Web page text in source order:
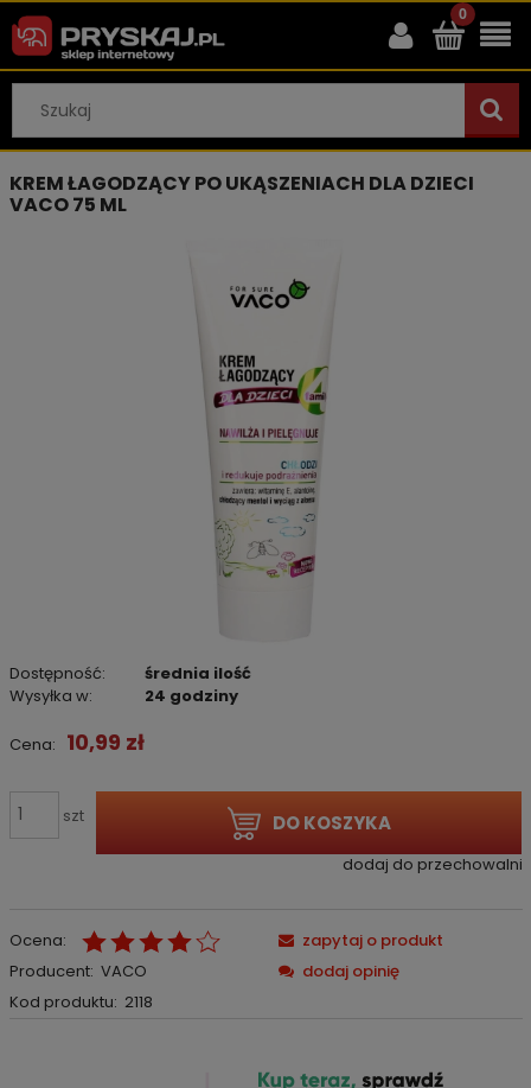
KREM ŁAGODZĄCY PO UKĄSZENIACH DLA DZIECI
VACO 75 ML
Dostępność:
średnia ilość
Wysyłka w:
24 godziny
Cena: 10,99 zł
szt DO KOSZYKA
dodaj do przechowalni
Ocena:
Producent: VACO
Kod produktu: 2118
zapytaj o produkt
dodaj opinię